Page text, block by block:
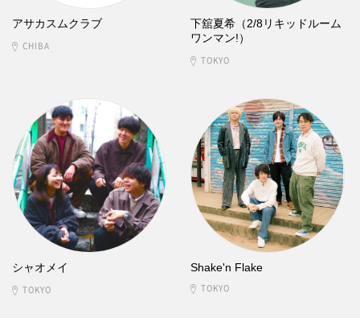
アサカスムクラブ
CHIBA
下舘夏希（2/8リキッドルーム
ワンマン!）
TOKYO
シャオメイ
TOKYO
Shake'n Flake
TOKYO